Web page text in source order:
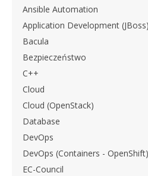
Ansible Automation
Application Development (JBoss)
Bacula
Bezpieczeństwo
C++
Cloud
Cloud (OpenStack)
Database
DevOps
DevOps (Containers - OpenShift)
EC-Council